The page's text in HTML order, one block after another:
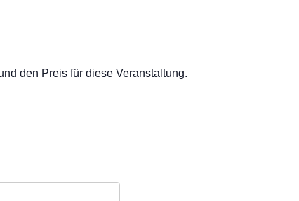
den Preis für diese Veranstaltung.